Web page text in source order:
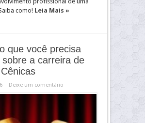
como! Leia Mais »
que você precisa
sobre a carreira de
Deixe um comentário